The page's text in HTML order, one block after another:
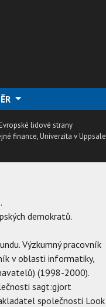
lidové strany
finance, Univerzita v Uppsale
demokratů.
Výzkumný pracovník
v oblasti informatiky,
(1998-2000).
sagt:gjort
společnosti Look